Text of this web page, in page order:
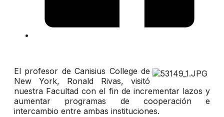
El profesor de Canisius College de
New York, Ronald Rivas, visitó
nuestra Facultad con el fin de incrementar lazos y
aumentar programas de cooperación e
intercambio entre ambas instituciones.